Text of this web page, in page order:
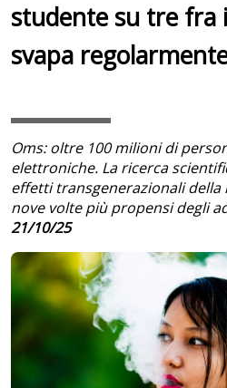
studente su tre fra
svapa
Oms: oltre 100 milioni di
elettroniche. La ricerca
effetti transgenerazionali della
nove volte più propensi degli
21/10/25